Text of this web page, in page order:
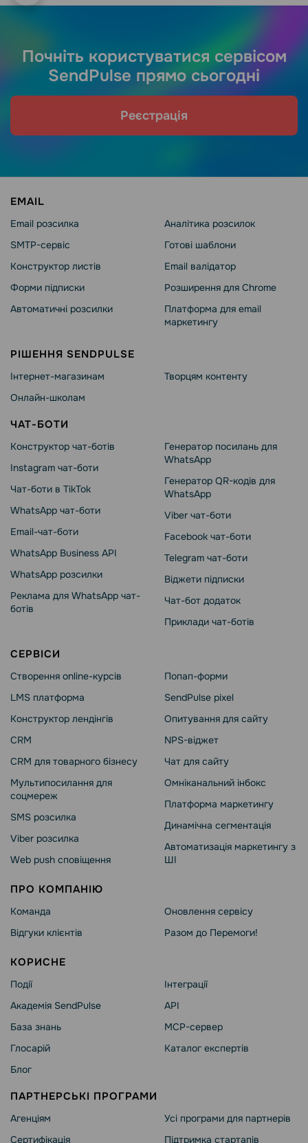
Почніть користуватися сервісом
SendPulse прямо сьогодні
Реєстрація
EMAIL
Email розсилка
SMTP-сервіс
Конструктор листів
Форми підписки
Автоматичні розсилки
Аналітика розсилок
Готові шаблони
Email валідатор
Розширення для Chrome
Платформа для email
маркетингу
РІШЕННЯ SENDPULSE
Інтернет-магазинам
Онлайн-школам
Творцям контенту
ЧАТ-БОТИ
Конструктор чат-ботів
Instagram чат-боти
Чат-боти в TikTok
WhatsApp чат-боти
Email-чат-боти
WhatsApp Business API
WhatsApp розсилки
Реклама для WhatsApp чат-
ботів
Генератор посилань для
WhatsApp
Генератор QR-кодів для
WhatsApp
Viber чат-боти
Facebook чат-боти
Telegram чат-боти
Віджети підписки
Чат-бот додаток
Приклади чат-ботів
СЕРВІСИ
Створення online-курсів
LMS платформа
Конструктор лендінгів
CRM
CRM для товарного бізнесу
Мультипосилання для
соцмереж
SMS розсилка
Viber розсилка
Web push сповіщення
Попап-форми
SendPulse pixel
Опитування для сайту
NPS-віджет
Чат для сайту
Омніканальний інбокс
Платформа маркетингу
Динамічна сегментація
Автоматизація маркетингу з
ШІ
ПРО КОМПАНІЮ
Команда
Відгуки клієнтів
Оновлення сервісу
Разом до Перемоги!
КОРИСНЕ
Події
Академія SendPulse
База знань
Глосарій
Блог
Інтеграції
API
MCP-сервер
Каталог експертів
ПАРТНЕРСЬКІ ПРОГРАМИ
Агенціям
Сертифікація
Усі програми для партнерів
Підтримка стартапів